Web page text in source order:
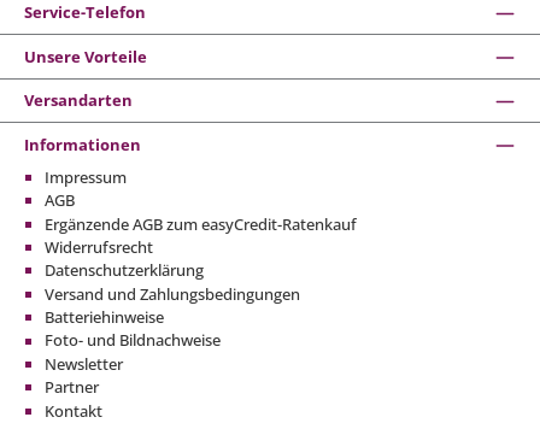
Service-Telefon
Unsere Vorteile
Versandarten
Informationen
Impressum
AGB
Ergänzende AGB zum easyCredit-Ratenkauf
Widerrufsrecht
Datenschutzerklärung
Versand und Zahlungsbedingungen
Batteriehinweise
Foto- und Bildnachweise
Newsletter
Partner
Kontakt